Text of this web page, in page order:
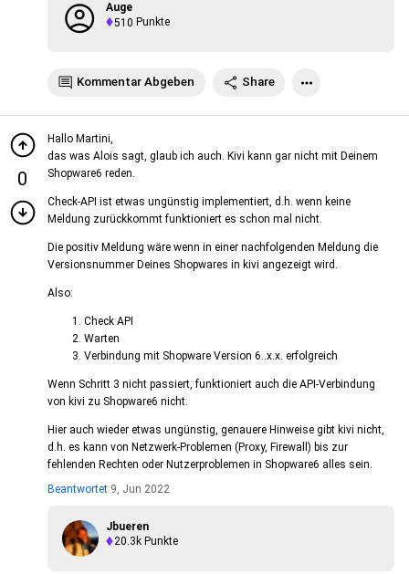
Auge
510 Punkte
Kommentar Abgeben Share
0
Hallo Martini,
das was Alois sagt, glaub ich auch. Kivi kann gar nicht mit Deinem
Shopware6 reden.
Check-API ist etwas ungünstig implementiert, d.h. wenn keine
Meldung zurückkommt funktioniert es schon mal nicht.
Die positiv Meldung wäre wenn in einer nachfolgenden Meldung die
Versionsnummer Deines Shopwares in kivi angezeigt wird.
Also:
Check API
Warten
Verbindung mit Shopware Version 6..x.x. erfolgreich
Wenn Schritt 3 nicht passiert, funktioniert auch die API-Verbindung
von kivi zu Shopware6 nicht.
Hier auch wieder etwas ungünstig, genauere Hinweise gibt kivi nicht,
d.h. es kann von Netzwerk-Problemen (Proxy, Firewall) bis zur
fehlenden Rechten oder Nutzerproblemen in Shopware6 alles sein.
Beantwortet 9, Jun 2022
Jbueren
20.3k Punkte